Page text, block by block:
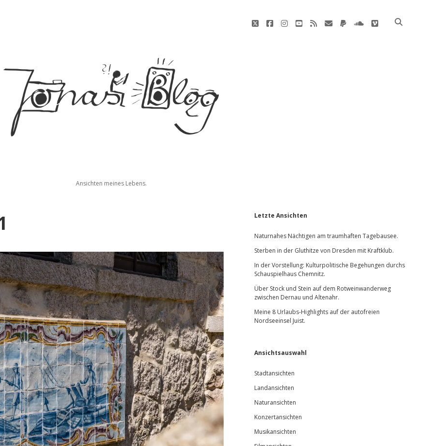
twitterfacebookinstagram
youtube
rss E-
paypalsoundcloud
vimeo
Jonas'
Blog
Ansichten meines Lebens.
Sidebar
Letzte Ansichten
Naturnahes Nächtigen am traumhaften Tagebausee.
Sterben in der Gluthitze von Dresden mit Kraftklub.
In der Vorstellung: Kulturpolitische Begehungen durchs
Schauspielhaus Chemnitz.
Über Stock und Stein auf dem Rotweinwanderweg
zwischen Dernau und Altenahr.
Meine 8 Urlaubs-Highlights auf der autofreien
Nordseeinsel Juist.
Ansichtsauswahl
Stadtansichten
Landansichten
Naturansichten
Konzertansichten
Musikansichten